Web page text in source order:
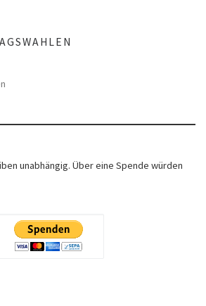
unabhängig. Über eine Spende würden